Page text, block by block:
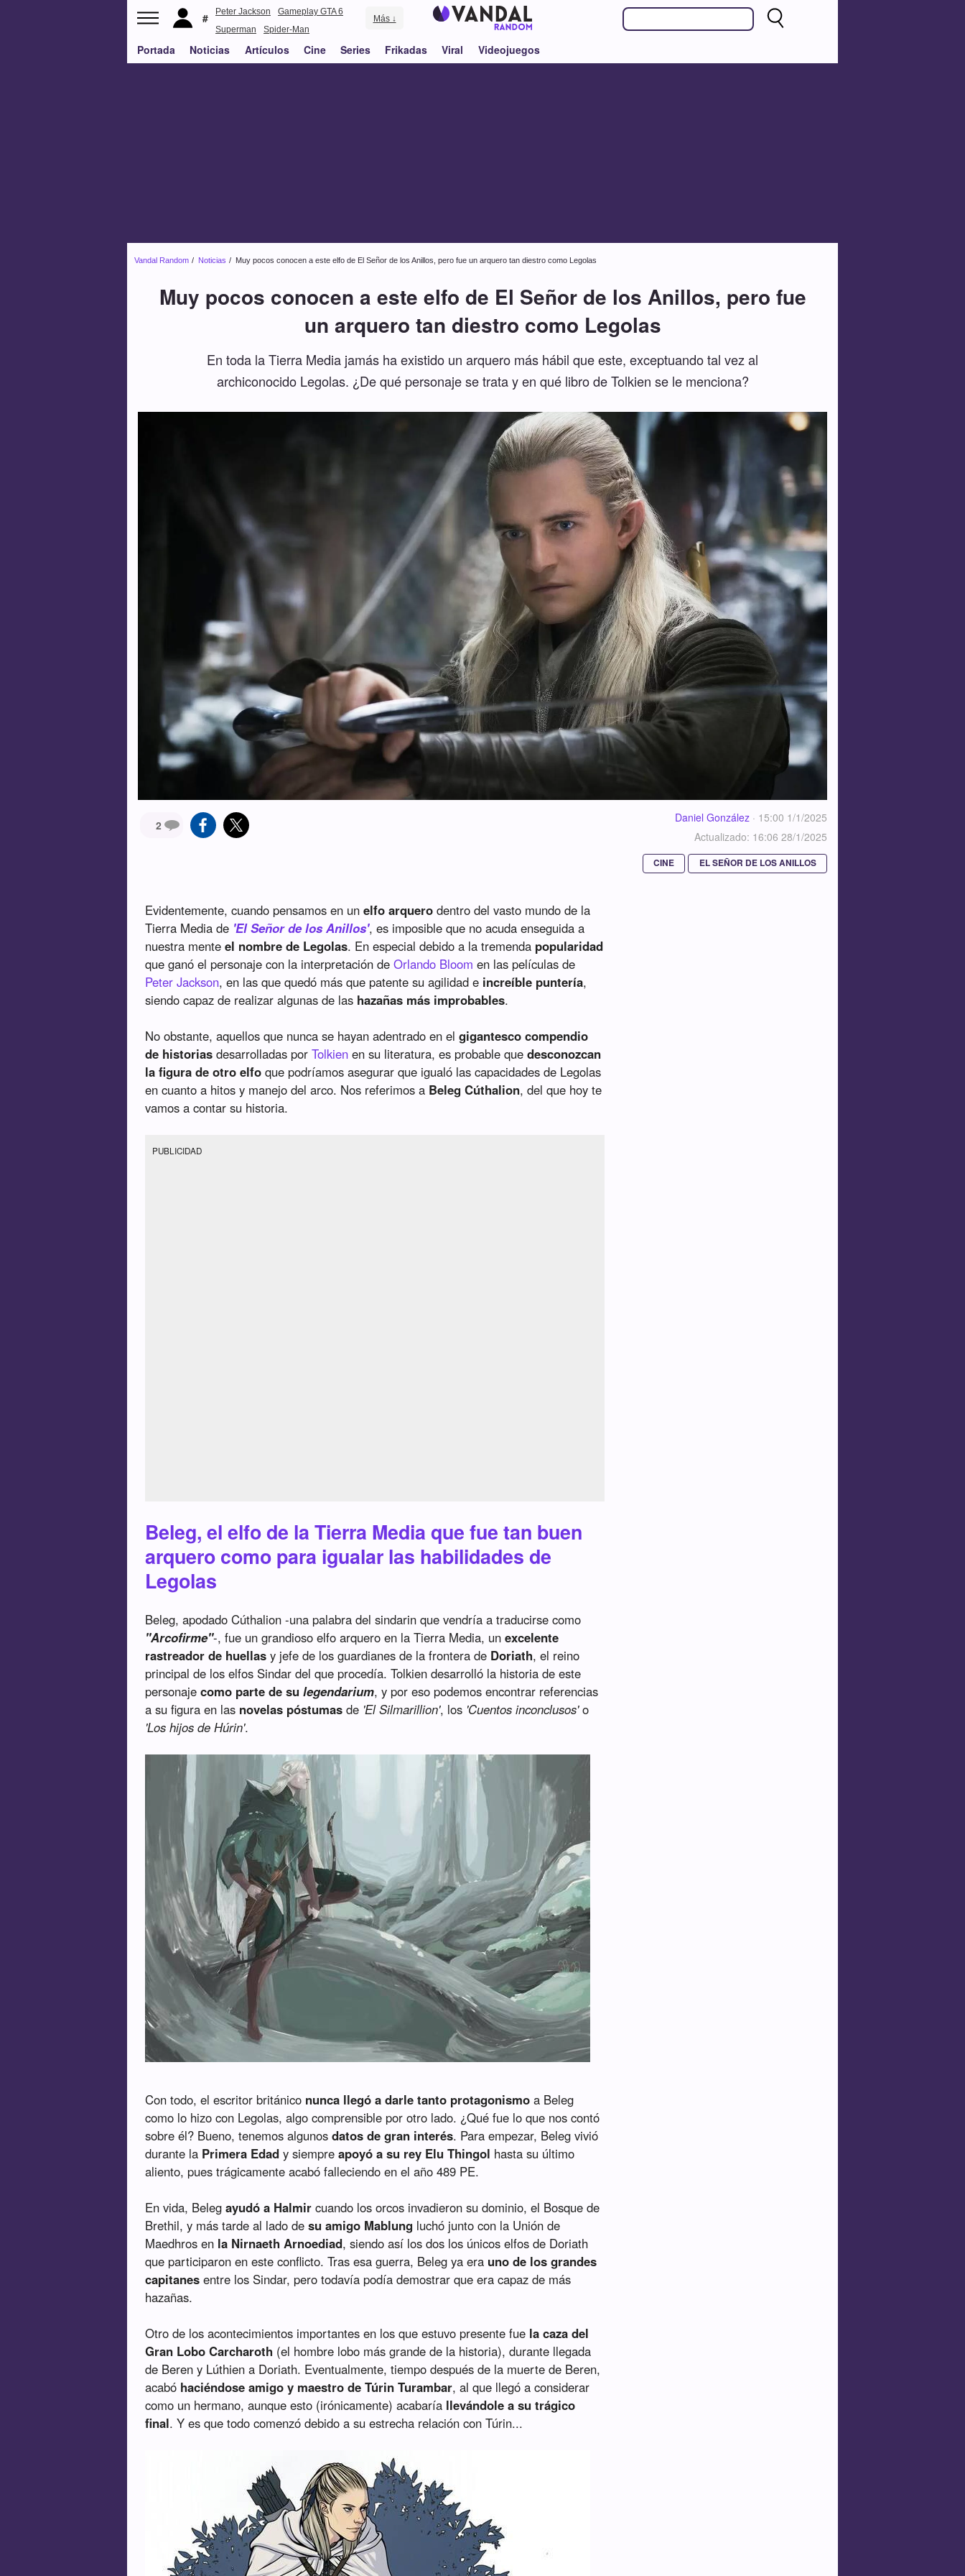
Peter Jackson
Gameplay GTA 6
Superman
Spider-Man
Más ↓
Portada Noticias Artículos Cine Series Frikadas Viral Videojuegos
Vandal Random Noticias Muy pocos conocen a este elfo de El Señor de los Anillos, pero fue un arquero tan diestro como Legolas
Muy pocos conocen a este elfo de El Señor de los Anillos, pero fue
un arquero tan diestro como Legolas
En toda la Tierra Media jamás ha existido un arquero más hábil que este, exceptuando tal vez al
archiconocido Legolas. ¿De qué personaje se trata y en qué libro de Tolkien se le menciona?
2
Daniel González · 15:00 1/1/2025
Actualizado: 16:06 28/1/2025
CINE EL SEÑOR DE LOS ANILLOS
Evidentemente, cuando pensamos en unelfo arquero dentro del vasto mundo de la
Tierra Media de 'El Señor de los Anillos', es imposible que no acuda enseguida a
nuestra menteel nombre de Legolas. En especial debido a la tremenda popularidad
que ganó el personaje con la interpretación deOrlando Bloom en las películas de
Peter Jackson, en las que quedó más que patente su agilidad e increíble puntería,
siendo capaz de realizar algunas de las hazañas más improbables.
No obstante, aquellos que nunca se hayan adentrado en elgigantesco compendio
de historias desarrolladas porTolkien en su literatura, es probable quedesconozcan
la figura de otro elfo que podríamos asegurar que igualó las capacidades de Legolas
en cuanto a hitos y manejo del arco. Nos referimos a Beleg Cúthalion, del que hoy te
vamos a contar su historia.
PUBLICIDAD
Beleg, el elfo de la Tierra Media que fue tan buen
arquero como para igualar las habilidades de
Legolas
Beleg, apodado Cúthalion -una palabra del sindarin que vendría a traducirse como
"Arcofirme"-, fue un grandioso elfo arquero en la Tierra Media, unexcelente
rastreador de huellas y jefe de los guardianes de la frontera de Doriath, el reino
principal de los elfos Sindar del que procedía. Tolkien desarrolló la historia de este
personajecomo parte de sulegendarium, y por eso podemos encontrar referencias
a su figura en las novelas póstumas de 'El Silmarillion', los 'Cuentos inconclusos'o
'Los hijos de Húrin'.
Con todo, el escritor británico nunca llegó a darle tanto protagonismo a Beleg
como lo hizo con Legolas, algo comprensible por otro lado. ¿Qué fue lo que nos contó
sobre él? Bueno, tenemos algunosdatos de gran interés. Para empezar, Beleg vivió
durante la Primera Edad y siempreapoyó a su rey Elu Thingol hasta su último
aliento, pues trágicamente acabó falleciendo en el año 489 PE.
En vida, Belegayudó a Halmir cuando los orcos invadieron su dominio, el Bosque de
Brethil, y más tarde al lado desu amigo Mablung luchó junto con la Unión de
Maedhros en la Nirnaeth Arnoediad, siendo así los dos los únicos elfos de Doriath
que participaron en este conflicto. Tras esa guerra, Beleg ya era uno de los grandes
capitanes entre los Sindar, pero todavía podía demostrar que era capaz de más
hazañas.
Otro de los acontecimientos importantes en los que estuvo presente fue la caza del
Gran Lobo Carcharoth (el hombre lobo más grande de la historia), durante llegada
de Beren y Lúthien a Doriath. Eventualmente, tiempo después de la muerte de Beren,
acabó haciéndose amigo y maestro de Túrin Turambar, al que llegó a considerar
como un hermano, aunque esto (irónicamente) acabaría llevándole a su trágico
final. Y es que todo comenzó debido a su estrecha relación con Túrin...